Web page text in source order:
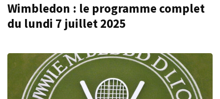
Wimbledon : le programme complet
du lundi 7 juillet 2025